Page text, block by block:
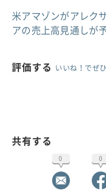
米アマゾンがアレク
アの売上高見通しが
評価する いいね！でぜ
共有する
0 0